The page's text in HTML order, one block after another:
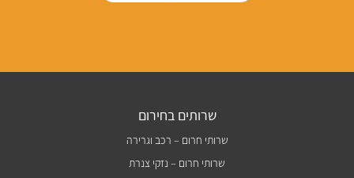
שרותים בחירום
שרותי חרום – רכב וגרירה
שרותי חרום – נזקי צנרת